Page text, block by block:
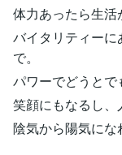
体力あったら生活
バイタリティー
で。
パワーでどうとで
笑顔にもなるし、
陰気から陽気にな